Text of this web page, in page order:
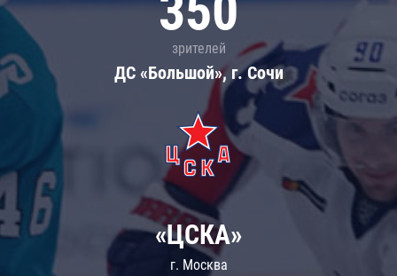
зрителей
ДС «Большой», г. Сочи
«ЦСКА»
г. Москва